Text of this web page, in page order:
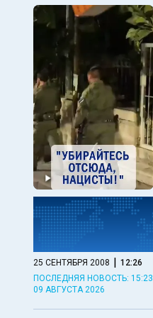
25 СЕНТЯБРЯ 2008 | 12:26
ПОСЛЕДНЯЯ НОВОСТЬ: 15:23
09 АВГУСТА 2026